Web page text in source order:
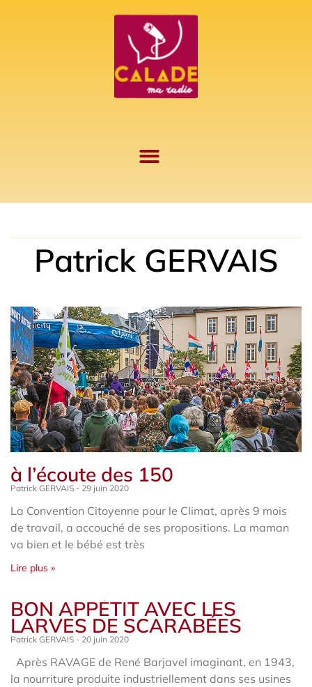
Patrick GERVAIS
à l’écoute des 150
Patrick GERVAIS 29 juin 2020
La Convention Citoyenne pour le Climat, après 9 mois
de travail, a accouché de ses propositions. La maman
va bien et le bébé est très
Lire plus »
BON APPÉTIT AVEC LES
LARVES DE SCARABÉES
Patrick GERVAIS 20 juin 2020
Après RAVAGE de René Barjavel imaginant, en 1943,
la nourriture produite industriellement dans ses usines